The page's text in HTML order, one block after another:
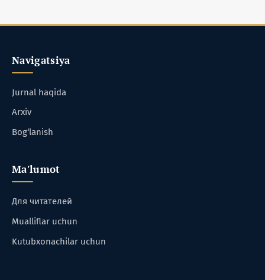
Navigatsiya
Jurnal haqida
Arxiv
Bog‘lanish
Ma'lumot
Для читателей
Mualliflar uchun
Kutubxonachilar uchun